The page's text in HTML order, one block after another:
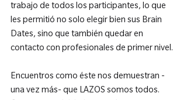
trabajo de todos los participantes, lo que
les permitió no solo elegir bien sus Brain
Dates, sino que también quedar en
contacto con profesionales de primer nivel.
Encuentros como éste nos demuestran -
una vez más- que LAZOS somos todos.